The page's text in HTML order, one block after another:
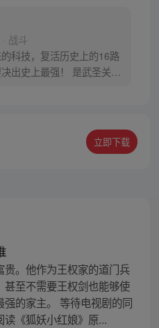
战斗
科技，复活历史上的16路
最强！ 是武圣关云
立即下载
。他作为王权家的道门兵
甚至不需要王权剑也能够使
的家主。 等待电视剧的同
《狐妖小红娘》原...